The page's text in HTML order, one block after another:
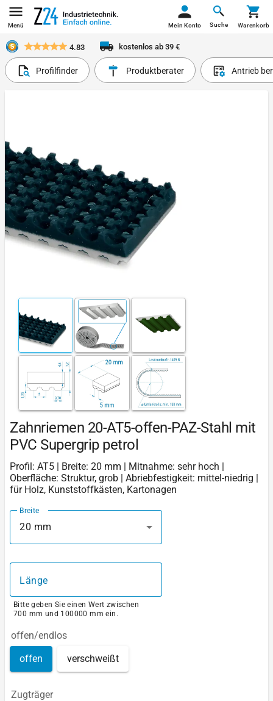
Menü Suche
Mein Konto Warenkorb
4.83 kostenlos ab 39 €
Profilfinder Produktberater Antrieb
Zahnriemen 20-AT5-offen-PAZ-Stahl mit
PVC Supergrip petrol
Profil: AT5 | Breite: 20 mm | Mitnahme: sehr hoch |
Oberfläche: Struktur, grob | Abriebfestigkeit: mittel-niedrig |
für Holz, Kunststoffkästen, Kartonagen
Breite
20 mm
Länge
Bitte geben Sie einen Wert zwischen
700 mm und 100000 mm ein.
offen/endlos
offen verschweißt
Zugträger